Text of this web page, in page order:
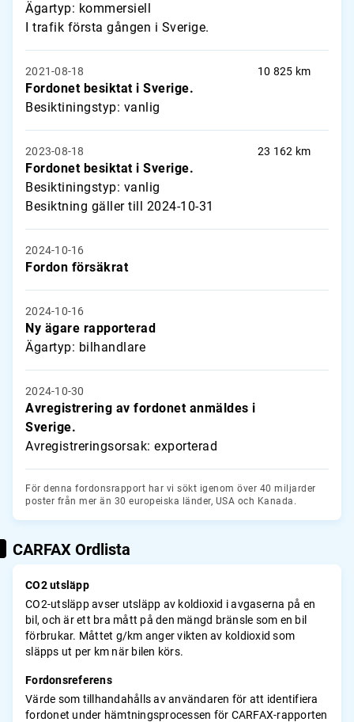
Ägartyp: kommersiell
I trafik första gången i Sverige.
2021-08-18
Fordonet besiktat i Sverige.
Besiktiningstyp: vanlig
10 825 km
2023-08-18
Fordonet besiktat i Sverige.
Besiktiningstyp: vanlig
Besiktning gäller till 2024-10-31
23 162 km
2024-10-16
Fordon försäkrat
2024-10-16
Ny ägare rapporterad
Ägartyp: bilhandlare
2024-10-30
Avregistrering av fordonet anmäldes i
Sverige.
Avregistreringsorsak: exporterad
För denna fordonsrapport har vi sökt igenom över 40 miljarder
poster från mer än 30 europeiska länder, USA och Kanada.
CARFAX Ordlista
CO2 utsläpp
CO2-utsläpp avser utsläpp av koldioxid i avgaserna på en
bil, och är ett bra mått på den mängd bränsle som en bil
förbrukar. Måttet g/km anger vikten av koldioxid som
släpps ut per km när bilen körs.
Fordonsreferens
Värde som tillhandahålls av användaren för att identifiera
fordonet under hämtningsprocessen för CARFAX-rapporten